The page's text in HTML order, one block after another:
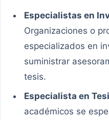
Especialistas en
Organizaciones o
especializados en
suministrar
tesis.
Especialista en
académicos se